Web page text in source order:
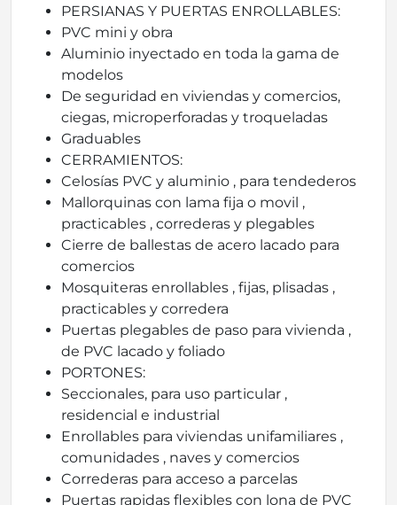
PERSIANAS Y PUERTAS ENROLLABLES:
PVC mini y obra
Aluminio inyectado en toda la gama de
modelos
De seguridad en viviendas y comercios,
ciegas, microperforadas y troqueladas
Graduables
CERRAMIENTOS:
Celosías PVC y aluminio , para tendederos
Mallorquinas con lama fija o movil ,
practicables , correderas y plegables
Cierre de ballestas de acero lacado para
comercios
Mosquiteras enrollables , fijas, plisadas ,
practicables y corredera
Puertas plegables de paso para vivienda ,
de PVC lacado y foliado
PORTONES:
Seccionales, para uso particular ,
residencial e industrial
Enrollables para viviendas unifamiliares ,
comunidades , naves y comercios
Correderas para acceso a parcelas
Puertas rapidas flexibles con lona de PVC